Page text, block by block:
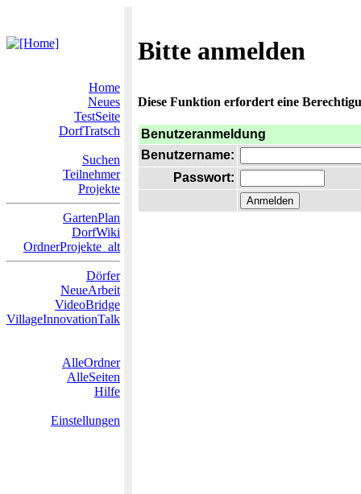
Bitte anmelden
Home
Neues
TestSeite
DorfTratsch
Suchen
Teilnehmer
Projekte
GartenPlan
DorfWiki
OrdnerProjekte_alt
Dörfer
NeueArbeit
VideoBridge
VillageInnovationTalk
AlleOrdner
AlleSeiten
Hilfe
Einstellungen
Diese Funktion erfordert eine
Benutzeranmeldung
Benutzername:
Passwort: